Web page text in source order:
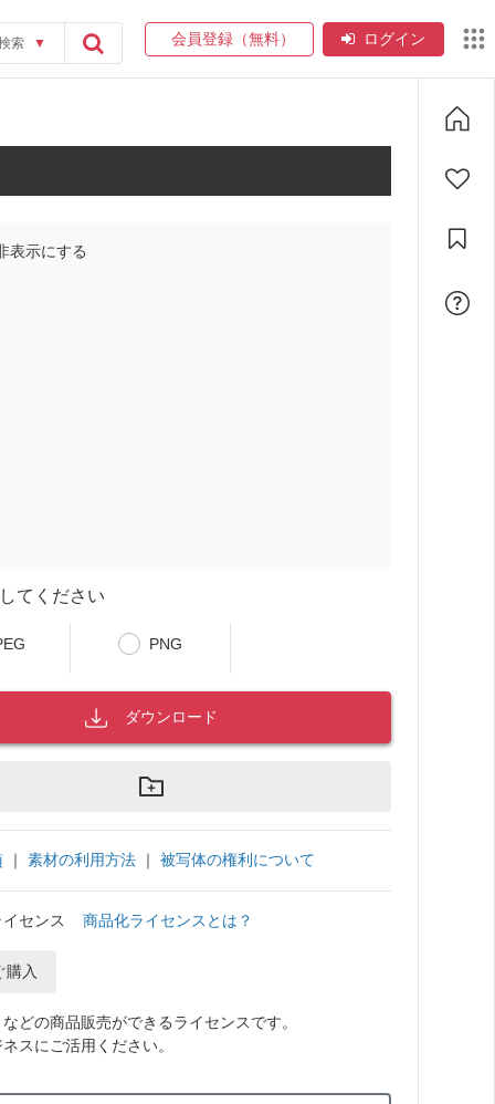
索 ▼ 会員登録（無料） ログイン
表示にする
てください
PNG
ダウンロード
｜ 素材の利用方法 ｜ 被写体の権利について
センス 商品化ライセンスとは？
購入
どの商品販売ができるライセンスです。
スにご活用ください。